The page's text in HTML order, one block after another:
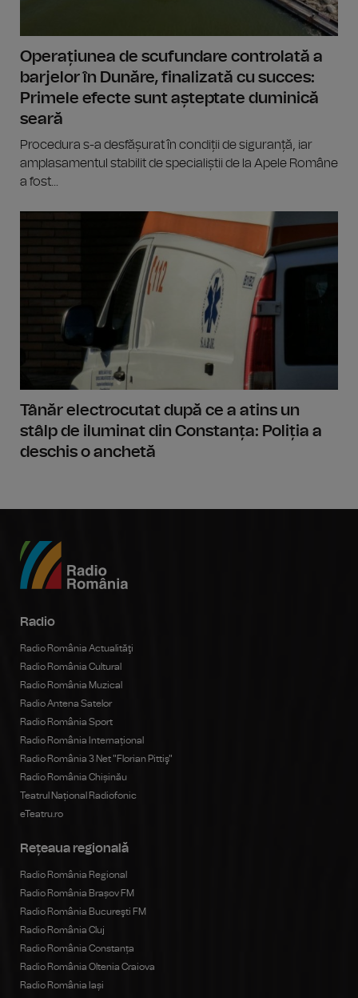
Operațiunea de scufundare controlată a
barjelor în Dunăre, finalizată cu succes:
Primele efecte sunt așteptate duminică
seară
Procedura s-a desfășurat în condiții de siguranță, iar
amplasamentul stabilit de specialiștii de la Apele Române
a fost...
Tânăr electrocutat după ce a atins un
stâlp de iluminat din Constanța: Poliția a
deschis o anchetă
Radio
Radio România Actualităţi
Radio România Cultural
Radio România Muzical
Radio Antena Satelor
Radio România Sport
Radio România Internațional
Radio România 3 Net "Florian Pittiş"
Radio România Chișinău
Teatrul Național Radiofonic
eTeatru.ro
Rețeaua regională
Radio România Regional
Radio România Brașov FM
Radio România Bucureşti FM
Radio România Cluj
Radio România Constanța
Radio România Oltenia Craiova
Radio România Iași